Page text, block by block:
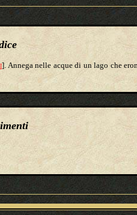
]. Annega nelle acque di un lago che